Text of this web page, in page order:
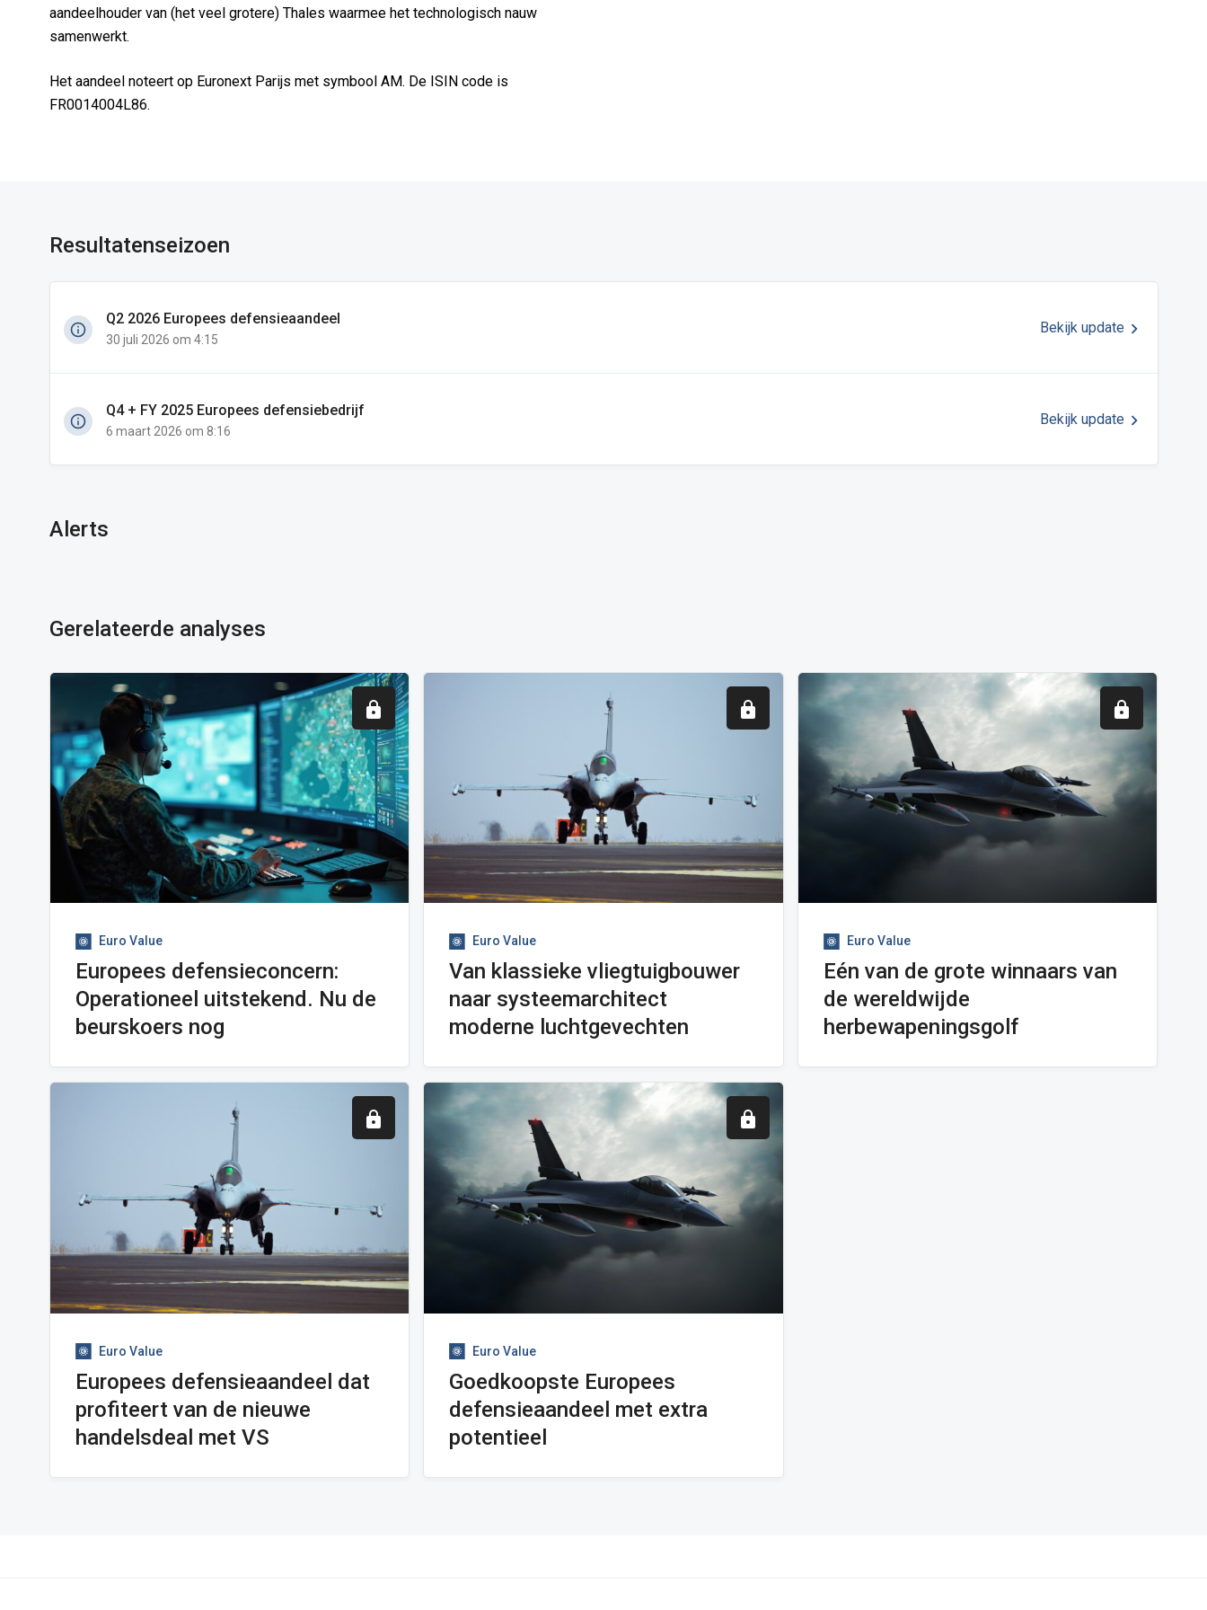
aandeelhouder van (het veel grotere) Thales waarmee het technologisch nauw
samenwerkt.
Het aandeel noteert op Euronext Parijs met symbool AM. De ISIN code is
FR0014004L86.
Resultatenseizoen
Q2 2026 Europees defensieaandeel
30 juli 2026 om 4:15
Bekijk update
Q4 + FY 2025 Europees defensiebedrijf
6 maart 2026 om 8:16
Bekijk update
Alerts
Gerelateerde analyses
Euro Value
Europees defensieconcern:
Operationeel uitstekend. Nu de
beurskoers nog
Euro Value
Van klassieke vliegtuigbouwer
naar systeemarchitect
moderne luchtgevechten
Euro Value
Eén van de grote winnaars van
de wereldwijde
herbewapeningsgolf
Euro Value
Europees defensieaandeel dat
profiteert van de nieuwe
handelsdeal met VS
Euro Value
Goedkoopste Europees
defensieaandeel met extra
potentieel